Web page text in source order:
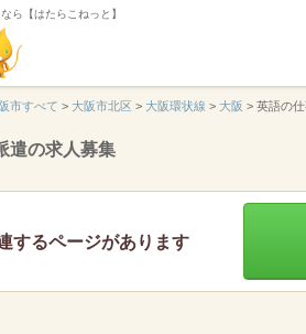
ら【はたらこねっと】
市すべて > 大阪市北区 > 大阪環状線 > 大阪 > 英語の
の求人募集
するページがあります